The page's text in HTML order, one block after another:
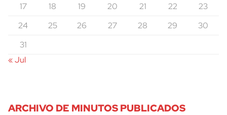
17
18 19 20 21 22
23
24
25 26 27 28 29
30
31
« Jul
ARCHIVO DE MINUTOS PUBLICADOS